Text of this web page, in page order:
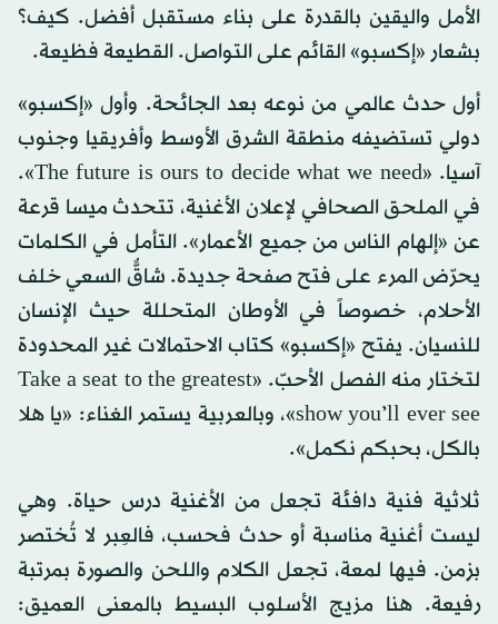
الأمل واليقين بالقدرة على بناء مستقبل أفضل. كيف؟
بشعار «إكسبو» القائم على التواصل. القطيعة فظيعة.
أول حدث عالمي من نوعه بعد الجائحة. وأول «إكسبو»
دولي تستضيفه منطقة الشرق الأوسط وأفريقيا وجنوب
آسيا. «The future is ours to decide what we need».
في الملحق الصحافي لإعلان الأغنية، تتحدث ميسا قرعة
عن «إلهام الناس من جميع الأعمار». التأمل في الكلمات
يحرّض المرء على فتح صفحة جديدة. شاقٌّ السعي خلف
الأحلام، خصوصاً في الأوطان المتحللة حيث الإنسان
للنسيان. يفتح «إكسبو» كتاب الاحتمالات غير المحدودة
لتختار منه الفصل الأحبّ. «Take a seat to the greatest
show you’ll ever see»، وبالعربية يستمر الغناء: «يا هلا
بالكل، بحبكم نكمل».
ثلاثية فنية دافئة تجعل من الأغنية درس حياة. وهي
ليست أغنية مناسبة أو حدث فحسب، فالعِبر لا تُختصر
بزمن. فيها لمعة، تجعل الكلام واللحن والصورة بمرتبة
رفيعة. هنا مزيج الأسلوب البسيط بالمعنى العميق: